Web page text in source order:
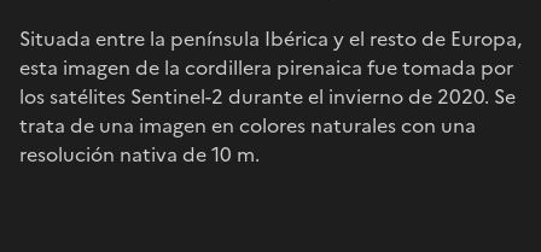
Situada entre la península Ibérica y el resto de Europa,
esta imagen de la cordillera pirenaica fue tomada por
los satélites Sentinel-2 durante el invierno de 2020. Se
trata de una imagen en colores naturales con una
resolución nativa de 10 m.